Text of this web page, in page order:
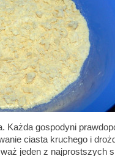
Każda gospodyni
ciasta kruchego i
jeden z najprostszych